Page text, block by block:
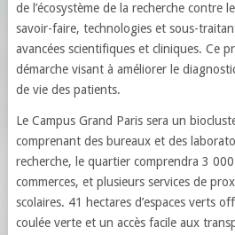
de l’écosystème de la recherche contre
savoir-faire, technologies et sous-
avancées scientifiques et cliniques. Ce
démarche visant à améliorer le
de vie des patients.
Le Campus Grand Paris sera un
comprenant des bureaux et des
recherche, le quartier comprendra 3
commerces, et plusieurs services de
scolaires. 41 hectares d’espaces verts
coulée verte et un accès facile aux